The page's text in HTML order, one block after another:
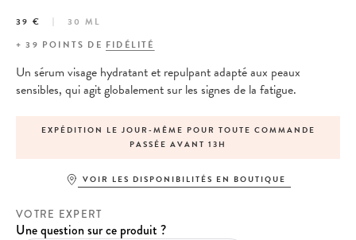
39 €
30 ML
+39 POINTS DE FIDÉLITÉ
Un sérum visage hydratant et repulpant adapté aux peaux
sensibles, qui agit globalement sur les signes de la fatigue.
LE JOUR-MÊME POUR TOUTE COMMANDE
PASSÉE AVANT 13H
PAIEMENT
VOIR LES DISPONIBILITÉS EN BOUTIQUE
VOTRE EXPERT
Une question sur ce produit ?